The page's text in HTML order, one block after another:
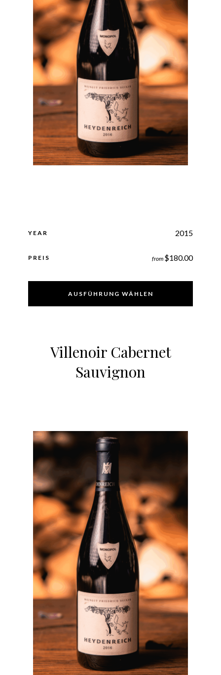
YEAR 2015
PREIS from $180.00
AUSFÜHRUNG WÄHLEN
Villenoir Cabernet
Sauvignon